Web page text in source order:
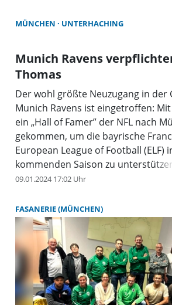
Argirios Giannikis, ein in Nürnberg
MÜNCHEN UNTERHACHING
Munich Ravens
Thomas
Der wohl größte Neuzugang in der
Munich Ravens ist eingetroffen:
ein „Hall of Famer” der NFL nach
gekommen, um die bayrische
European League of Football (ELF)
kommenden Saison zu
alte US-Amerikaner wird bei den
Ambassador im Marketing-Bereich
09.01.2024 17:02 Uhr
FASANERIE (MÜNCHEN)